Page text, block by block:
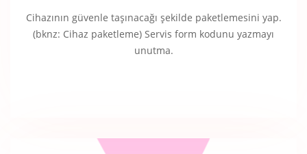
Cihazının güvenle taşınacağı şekilde paketlemesini yap.
(bknz: Cihaz paketleme) Servis form kodunu yazmayı
unutma.